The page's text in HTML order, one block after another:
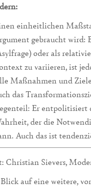
einheitlichen
gebraucht wird:
oder als
zu variieren, ist
Maßnahmen und
das
Er entpolitisiert
der die
Auch das ist
Christian Sievers,
auf eine weitere,